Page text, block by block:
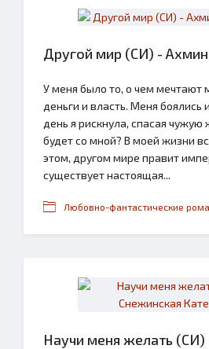
Другой мир (СИ) -
У меня было то, о чем мечтают
деньги и власть. Меня боялись
день я рискнула, спасая чужую
будет со мной? В моей жизни
этом, другом мире правит
существует настоящая...
Любовно-фантастические
Научи меня желать (СИ)